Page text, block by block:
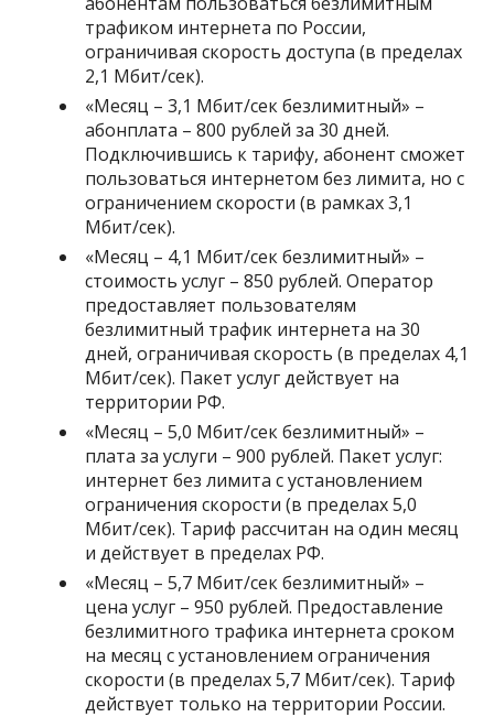
трафиком интернета по России,
ограничивая скорость доступа (в пределах
2,1 Мбит/сек).
«Месяц – 3,1 Мбит/сек безлимитный» –
абонплата – 800 рублей за 30 дней.
Подключившись к тарифу, абонент сможет
пользоваться интернетом без лимита, но с
ограничением скорости (в рамках 3,1
Мбит/сек).
«Месяц – 4,1 Мбит/сек безлимитный» –
стоимость услуг – 850 рублей. Оператор
предоставляет пользователям
безлимитный трафик интернета на 30
дней, ограничивая скорость (в пределах 4,1
Мбит/сек). Пакет услуг действует на
территории РФ.
«Месяц – 5,0 Мбит/сек безлимитный» –
плата за услуги – 900 рублей. Пакет услуг:
интернет без лимита с установлением
ограничения скорости (в пределах 5,0
Мбит/сек). Тариф рассчитан на один месяц
и действует в пределах РФ.
«Месяц – 5,7 Мбит/сек безлимитный» –
цена услуг – 950 рублей. Предоставление
безлимитного трафика интернета сроком
на месяц с установлением ограничения
скорости (в пределах 5,7 Мбит/сек). Тариф
действует только на территории России.